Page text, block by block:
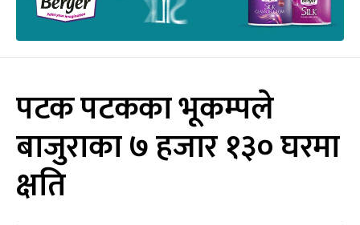
पटक पटकका भूकम्पले
बाजुराका ७ हजार १३० घरमा
क्षति